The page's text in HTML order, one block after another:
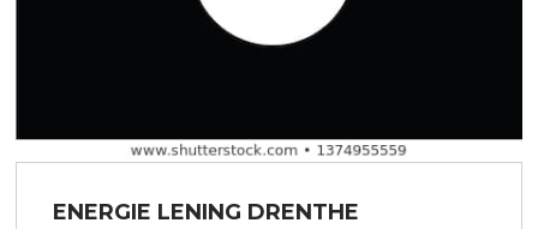
ENERGIE LENING DRENTHE